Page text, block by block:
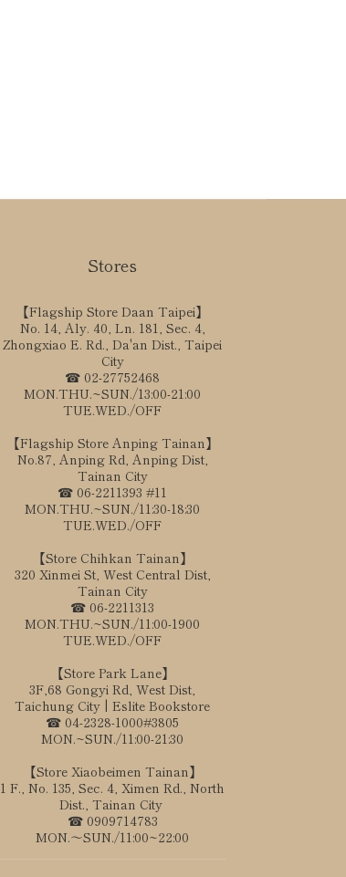
Stores
【Flagship Store Daan Taipei】
No. 14, Aly. 40, Ln. 181, Sec. 4,
Zhongxiao E. Rd., Da'an Dist., Taipei
City
☎ 02-27752468
MON.THU.~SUN./13:00-21:00
TUE.WED./OFF
【Flagship Store Anping Tainan】
No.87, Anping Rd, Anping Dist,
Tainan City
☎ 06-2211393 #11
MON.THU.~SUN./11:30-18:30
TUE.WED./OFF
【Store Chihkan Tainan】
320 Xinmei St, West Central Dist,
Tainan City
☎ 06-2211313
MON.THU.~SUN./11:00-1900
TUE.WED./OFF
【Store Park Lane】
3F,68 Gongyi Rd, West Dist,
Taichung City | Eslite Bookstore
☎ 04-2328-1000#3805
MON.~SUN./11:00-21:30
【Store Xiaobeimen Tainan】
1 F., No. 135, Sec. 4, Ximen Rd., North
Dist., Tainan City
☎ 0909714783
MON.～SUN./11:00~22:00